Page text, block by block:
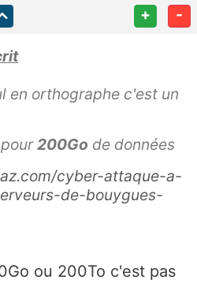
+ -
en orthographe c'est un
200Go de données
cyber-attaque-a-
de-bouygues-
ou 200To c'est pas